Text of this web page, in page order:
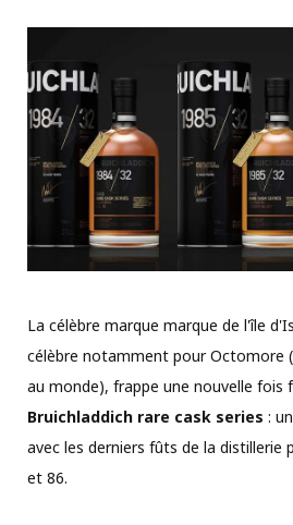
La célèbre marque marque de l'île
célèbre notamment pour Octomore
au monde), frappe une nouvelle fois
Bruichladdich rare cask series :
avec les derniers fûts de la distillerie
et 86.